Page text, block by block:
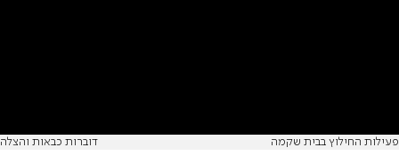
פעילות החילוץ בבית שקמה דוברות כבאות והצלה